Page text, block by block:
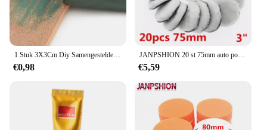
1 Stuk 3X3Cm Diy Samengestelde Groene Polijstpasta Schuurpasta Metalen Polijsten Waspasta Chroom Groen Oxide Slijppasta 30G
€0,98
JANPSHION 20 st 75mm auto polijsten pad 3 "inch polish waxen pads Wol Polijstmachine Bonnet Voor autolak Care
€5,59